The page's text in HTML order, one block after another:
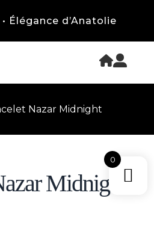
Élégance d’Anatolie
Nazar Midnight
Midnight
0